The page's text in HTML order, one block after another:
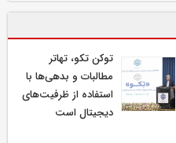
توکن تکو، تهاتر
مطالبات و بدهی‌ها با
استفاده از ظرفیت‌های
دیجیتال است